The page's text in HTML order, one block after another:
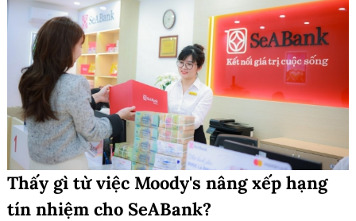
Thấy gì từ việc Moody's nâng xếp hạng
tín nhiệm cho SeABank?